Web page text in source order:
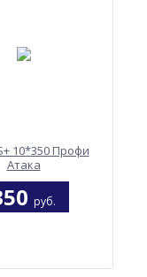
10*350 Профи
Атака
руб.